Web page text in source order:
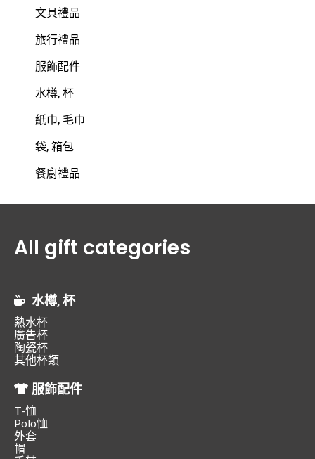
文具禮品
旅行禮品
服飾配件
水樽, 杯
紙巾, 毛巾
袋, 箱包
餐廚禮品
All gift categories
水樽, 杯
熱水杯
廣告杯
陶瓷杯
其他杯類
服飾配件
T-恤
Polo恤
外套
帽